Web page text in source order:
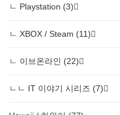
ㄴ Playstation (3)
ㄴ XBOX / Steam (11)
ㄴ 이브온라인 (22)
ㄴㄴ IT 이야기 시리즈 (7)